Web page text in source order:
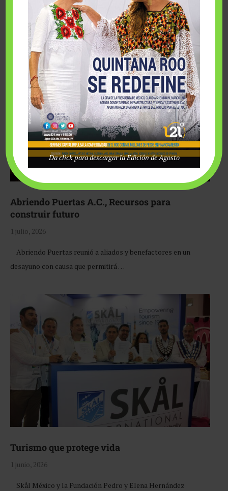
Fairmont Mayakoba y Make-A-Wish México unieron
esfuerzos para hacer realidad el deseo de una …
Abriendo Puertas A.C., Recursos para
construir futuro
1 julio, 2026
Abriendo Puertas reunió a aliados y benefactores en un
desayuno con causa que permitirá …
Turismo que protege vida
1 junio, 2026
Skål México y la Fundación Pedro y Elena Hernández
Da click para descargar la Edición de Agosto